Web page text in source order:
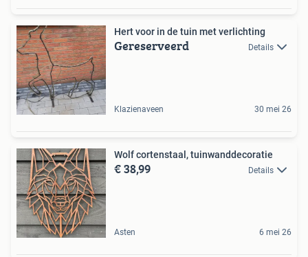
Hert voor in de tuin met verlichting
Gereserveerd Details
Klazienaveen 30 mei 26
Wolf cortenstaal, tuinwanddecoratie
€ 38,99 Details
Asten 6 mei 26